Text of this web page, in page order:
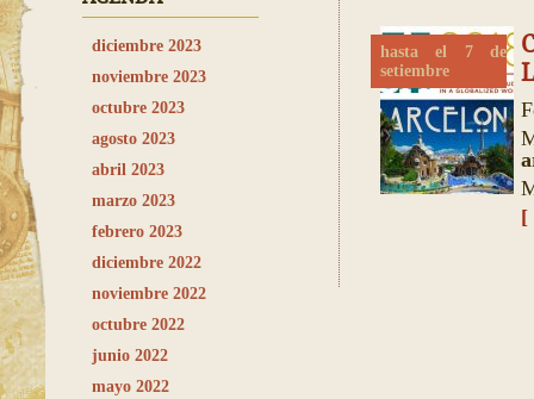
diciembre 2023
noviembre 2023
octubre 2023
agosto 2023
abril 2023
marzo 2023
febrero 2023
diciembre 2022
noviembre 2022
octubre 2022
junio 2022
mayo 2022
hasta el 7 de
setiembre
[